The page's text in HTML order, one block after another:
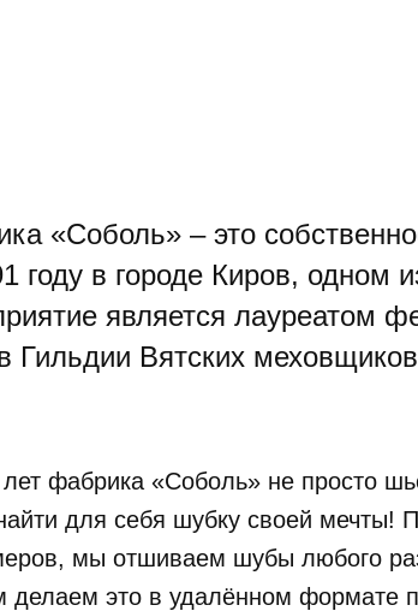
«Соболь» – это
году в городе Киров, одном
является лауреатом
Гильдии Вятских
фабрика «Соболь» не просто
для себя шубку своей мечты!
мы отшиваем шубы любого
делаем это в удалённом формате